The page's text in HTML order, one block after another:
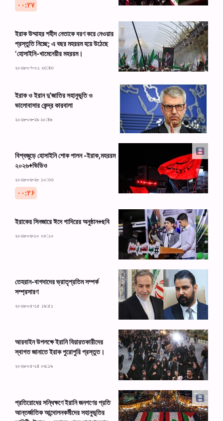
۰۰:۲۷
ইরাক উম্মাহর শহীদ নেতাকে বরণ করে নেওয়ার
প্রস্তুতি নিচ্ছে; এ বছর মহররম হয়ে উঠেছে
‘হোসাইনি-খামেনেয়ীর মহররম।
২০২৬-০৭-০১ ২৩:৪৩
ইরাক ও ইরান দু’জাতির সহানুভূতি ও
ভালোবাসার কেন্দ্র কারবালা
২০২৬-০৬-২৯ ২০:৪৬
বিশ্বজুড়ে হোসাইনি শোক পালন -ইরাক,মহররম
২০২৬+ভিডিও
২০২৬-০৬-২৮ ১০:৩৩
۰۰:۲۶
ইরাকের সিনজারে ঈদে গাদিরের অনুষ্ঠান+ছবি
২০২৬-০৬-১০ ০৮:১০
তেহরান-বাগদাদের ভ্রাতৃপ্রতিম সম্পর্ক
সম্প্রসারণ
২০২৬-০৫-১৫ ১৯:৫১
আরবাইন উপলক্ষে ইরানি যিয়ারতকারীদের
স্বাগত জানাতে ইরাক পুরোপুরি প্রস্তুত।
২০২৬-০৫-১৪ ০৬:১৯
প্রতিরোধের সন্ধিক্ষণে ইরানি জনগণের প্রতি
আন্তর্জাতিক আন্দোলনকর্মীদের সহানুভূতির